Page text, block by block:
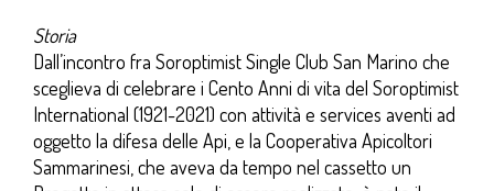
Storia
Dall’incontro fra Soroptimist Single Club San Marino che
sceglieva di celebrare i Cento Anni di vita del Soroptimist
International (1921-2021) con attività e services aventi ad
oggetto la difesa delle Api, e la Cooperativa Apicoltori
Sammarinesi, che aveva da tempo nel cassetto un